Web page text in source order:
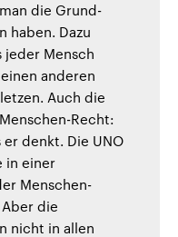
die Grund-
haben. Dazu
jeder Mensch
anderen
Auch die
Recht:
denkt. Die UNO
in einer
Menschen-
die
nicht in allen